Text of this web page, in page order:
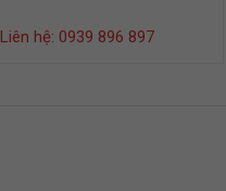
Liên hệ: 0939 896 897